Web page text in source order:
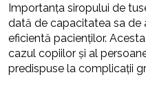
Importanța siropului de
dată de capacitatea sa de
eficientă pacienților.
cazul copiilor și al
predispuse la complicații